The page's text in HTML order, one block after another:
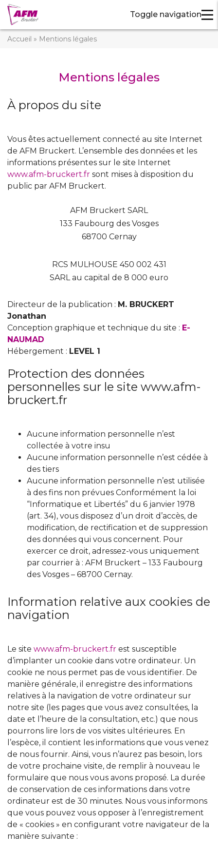
Toggle navigation
Accueil » Mentions légales
Mentions légales
À propos du site
Vous êtes actuellement connecté au site Internet
de AFM Bruckert. L’ensemble des données et les
informations présentes sur le site Internet
www.afm-bruckert.fr sont mises à disposition du
public par AFM Bruckert.
AFM Bruckert SARL
133 Faubourg des Vosges
68700 Cernay
RCS MULHOUSE 450 002 431
SARL au capital de 8 000 euro
Directeur de la publication : M. BRUCKERT
Jonathan
Conception graphique et technique du site : E-
NAUMAD
Hébergement : LEVEL 1
Protection des données
personnelles sur le site www.afm-
bruckert.fr
Aucune information personnelle n’est
collectée à votre insu
Aucune information personnelle n’est cédée à
des tiers
Aucune information personnelle n’est utilisée
à des fins non prévues Conformément la loi
“Informatique et Libertés” du 6 janvier 1978
(art. 34), vous disposez d’un droit d’accès, de
modification, de rectification et de suppression
des données qui vous concernent. Pour
exercer ce droit, adressez-vous uniquement
par courrier à : AFM Bruckert – 133 Faubourg
des Vosges – 68700 Cernay.
Information relative aux cookies de
navigation
Le site www.afm-bruckert.fr est susceptible
d’implanter un cookie dans votre ordinateur. Un
cookie ne nous permet pas de vous identifier. De
manière générale, il enregistre des informations
relatives à la navigation de votre ordinateur sur
notre site (les pages que vous avez consultées, la
date et l’heure de la consultation, etc.) que nous
pourrons lire lors de vos visites ultérieures. En
l’espèce, il contient les informations que vous venez
de nous fournir. Ainsi, vous n’aurez pas besoin, lors
de votre prochaine visite, de remplir à nouveau le
formulaire que nous vous avons proposé. La durée
de conservation de ces informations dans votre
ordinateur est de 30 minutes. Nous vous informons
que vous pouvez vous opposer à l’enregistrement
de « cookies » en configurant votre navigateur de la
manière suivante :